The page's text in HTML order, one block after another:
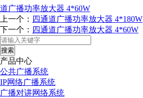
道广播功率放大器 4*60W
上一个： 四通道广播功率放大器 4*180W
下一个： 四通道广播功率放大器 4*60W
搜索
产品中心
公共广播系统
IP网络广播系统
广播对讲网络系统